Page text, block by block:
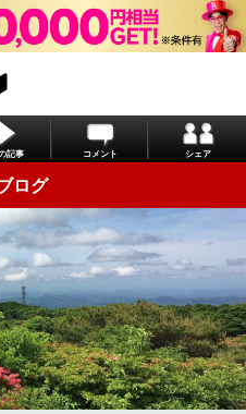
記事 コメント シェア
ログ